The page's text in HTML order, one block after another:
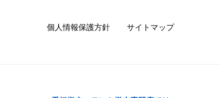
個人情報保護方針 サイトマップ